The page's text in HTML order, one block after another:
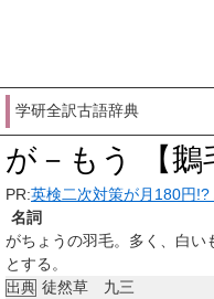
学研全訳古語辞典
が－もう 【鵝
PR:英検二次対策が月180円
名詞
がちょうの羽毛。多く、白い
とする。
出典 徒然草 九三